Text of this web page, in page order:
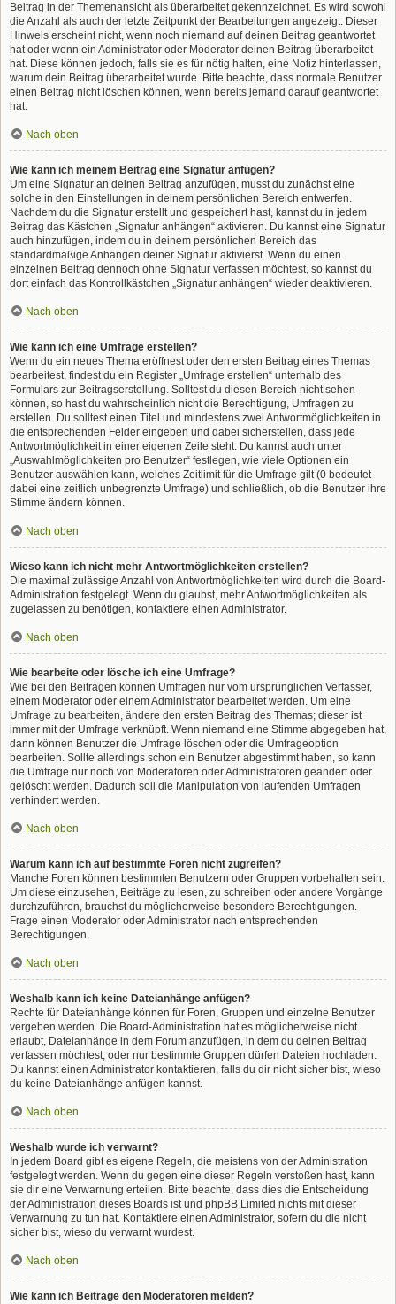
Beitrag in der Themenansicht als überarbeitet gekennzeichnet. Es wird sowohl
die Anzahl als auch der letzte Zeitpunkt der Bearbeitungen angezeigt. Dieser
Hinweis erscheint nicht, wenn noch niemand auf deinen Beitrag geantwortet
hat oder wenn ein Administrator oder Moderator deinen Beitrag überarbeitet
hat. Diese können jedoch, falls sie es für nötig halten, eine Notiz hinterlassen,
warum dein Beitrag überarbeitet wurde. Bitte beachte, dass normale Benutzer
einen Beitrag nicht löschen können, wenn bereits jemand darauf geantwortet
hat.
Nach oben
Wie kann ich meinem Beitrag eine Signatur anfügen?
Um eine Signatur an deinen Beitrag anzufügen, musst du zunächst eine
solche in den Einstellungen in deinem persönlichen Bereich entwerfen.
Nachdem du die Signatur erstellt und gespeichert hast, kannst du in jedem
Beitrag das Kästchen „Signatur anhängen“ aktivieren. Du kannst eine Signatur
auch hinzufügen, indem du in deinem persönlichen Bereich das
standardmäßige Anhängen deiner Signatur aktivierst. Wenn du einen
einzelnen Beitrag dennoch ohne Signatur verfassen möchtest, so kannst du
dort einfach das Kontrollkästchen „Signatur anhängen“ wieder deaktivieren.
Nach oben
Wie kann ich eine Umfrage erstellen?
Wenn du ein neues Thema eröffnest oder den ersten Beitrag eines Themas
bearbeitest, findest du ein Register „Umfrage erstellen“ unterhalb des
Formulars zur Beitragserstellung. Solltest du diesen Bereich nicht sehen
können, so hast du wahrscheinlich nicht die Berechtigung, Umfragen zu
erstellen. Du solltest einen Titel und mindestens zwei Antwortmöglichkeiten in
die entsprechenden Felder eingeben und dabei sicherstellen, dass jede
Antwortmöglichkeit in einer eigenen Zeile steht. Du kannst auch unter
„Auswahlmöglichkeiten pro Benutzer“ festlegen, wie viele Optionen ein
Benutzer auswählen kann, welches Zeitlimit für die Umfrage gilt (0 bedeutet
dabei eine zeitlich unbegrenzte Umfrage) und schließlich, ob die Benutzer ihre
Stimme ändern können.
Nach oben
Wieso kann ich nicht mehr Antwortmöglichkeiten erstellen?
Die maximal zulässige Anzahl von Antwortmöglichkeiten wird durch die Board-
Administration festgelegt. Wenn du glaubst, mehr Antwortmöglichkeiten als
zugelassen zu benötigen, kontaktiere einen Administrator.
Nach oben
Wie bearbeite oder lösche ich eine Umfrage?
Wie bei den Beiträgen können Umfragen nur vom ursprünglichen Verfasser,
einem Moderator oder einem Administrator bearbeitet werden. Um eine
Umfrage zu bearbeiten, ändere den ersten Beitrag des Themas; dieser ist
immer mit der Umfrage verknüpft. Wenn niemand eine Stimme abgegeben hat,
dann können Benutzer die Umfrage löschen oder die Umfrageoption
bearbeiten. Sollte allerdings schon ein Benutzer abgestimmt haben, so kann
die Umfrage nur noch von Moderatoren oder Administratoren geändert oder
gelöscht werden. Dadurch soll die Manipulation von laufenden Umfragen
verhindert werden.
Nach oben
Warum kann ich auf bestimmte Foren nicht zugreifen?
Manche Foren können bestimmten Benutzern oder Gruppen vorbehalten sein.
Um diese einzusehen, Beiträge zu lesen, zu schreiben oder andere Vorgänge
durchzuführen, brauchst du möglicherweise besondere Berechtigungen.
Frage einen Moderator oder Administrator nach entsprechenden
Berechtigungen.
Nach oben
Weshalb kann ich keine Dateianhänge anfügen?
Rechte für Dateianhänge können für Foren, Gruppen und einzelne Benutzer
vergeben werden. Die Board-Administration hat es möglicherweise nicht
erlaubt, Dateianhänge in dem Forum anzufügen, in dem du deinen Beitrag
verfassen möchtest, oder nur bestimmte Gruppen dürfen Dateien hochladen.
Du kannst einen Administrator kontaktieren, falls du dir nicht sicher bist, wieso
du keine Dateianhänge anfügen kannst.
Nach oben
Weshalb wurde ich verwarnt?
In jedem Board gibt es eigene Regeln, die meistens von der Administration
festgelegt werden. Wenn du gegen eine dieser Regeln verstoßen hast, kann
sie dir eine Verwarnung erteilen. Bitte beachte, dass dies die Entscheidung
der Administration dieses Boards ist und phpBB Limited nichts mit dieser
Verwarnung zu tun hat. Kontaktiere einen Administrator, sofern du die nicht
sicher bist, wieso du verwarnt wurdest.
Nach oben
Wie kann ich Beiträge den Moderatoren melden?